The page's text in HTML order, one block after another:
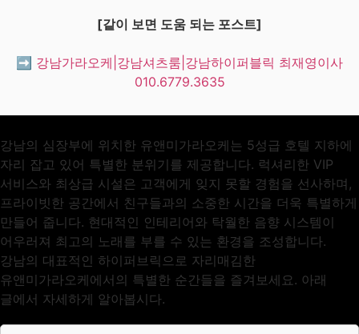
[같이 보면 도움 되는 포스트]
➡️ 강남가라오케|강남셔츠룸|강남하이퍼블릭 최재영이사
010.6779.3635
강남의 심장부에 위치한 유앤미가라오케는 5성급 호텔 지하에
자리 잡고 있어 특별한 분위기를 제공합니다. 럭셔리한 VIP
서비스와 최상급 시설은 고객에게 잊지 못할 경험을 선사하며,
프라이빗한 공간에서 친구들과의 소중한 시간을 더욱 특별하게
만들어 줍니다. 현대적인 인테리어와 탁월한 음향 시스템이
어우러져 최고의 노래를 부를 수 있는 환경을 조성합니다.
강남의 대표적인 하이퍼브릭으로 자리매김한
유앤미가라오케에서의 특별한 순간들을 즐겨보세요. 아래
글에서 자세하게 알아봅시다.